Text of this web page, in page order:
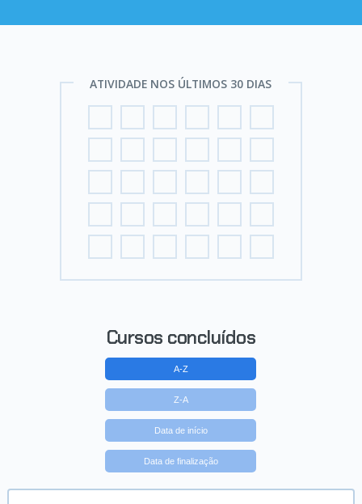
ATIVIDADE NOS ÚLTIMOS 30 DIAS
Cursos concluídos
A-Z
Z-A
Data de início
Data de finalização